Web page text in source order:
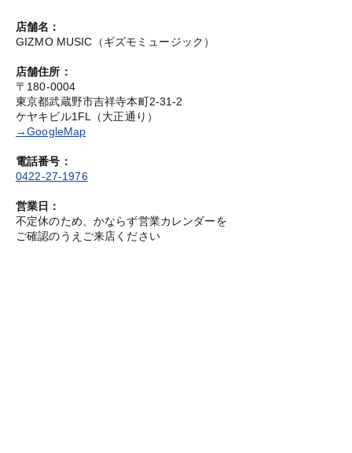
店舗名：
GIZMO MUSIC（ギズモミュージック）
店舗住所：
〒180-0004
東京都武蔵野市吉祥寺本町2-31-2
ケヤキビル1FL（大正通り）
→GoogleMap
電話番号：
0422-27-1976
営業日：
不定休のため、かならず営業カレンダーを
ご確認のうえご来店ください